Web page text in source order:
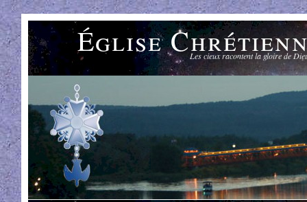
Église Les cieux racontent la gloire de